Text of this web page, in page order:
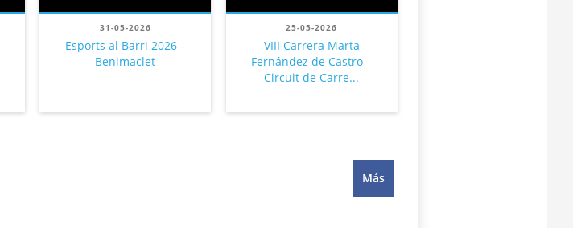
31-05-2026
Esports al Barri 2026 –
Benimaclet
25-05-2026
VIII Carrera Marta
Fernández de Castro –
Circuit de Carre...
Más